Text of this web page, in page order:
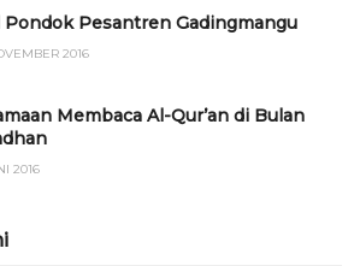
Pondok Pesantren Gadingmangu
2016
Membaca Al-Qur’an di Bulan
2016